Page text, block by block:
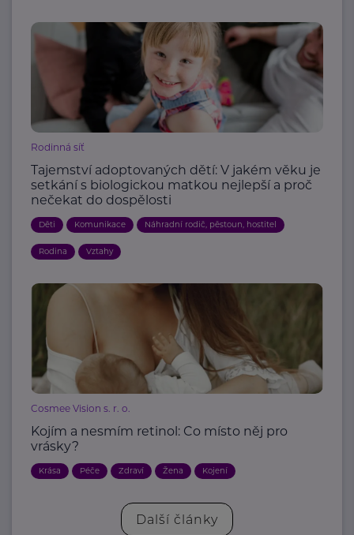
Rodinná síť
Tajemství adoptovaných dětí: V jakém věku je
setkání s biologickou matkou nejlepší a proč
nečekat do dospělosti
Děti Komunikace Náhradní rodič, pěstoun, hostitel
Rodina Vztahy
Cosmee Vision s. r. o.
Kojím a nesmím retinol: Co místo něj pro
vrásky?
Krása Péče Zdraví Žena Kojení
Další články